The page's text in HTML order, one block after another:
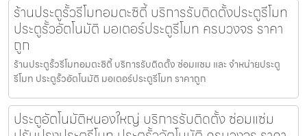
ร้านประตูรั้วรีโมทอมตะซิตี้ บริการรับติดตั้งประตูรีโมท
ประตูรั้วอัตโนมัติ มอเตอร์ประตูรีโมท ครบวงจร ราคา
ถูก
ร้านประตูรั้วรีโมทอมตะซิตี้ บริการรับติดตั้ง ซ่อมแซม และ จำหน่ายประตู
รีโมท ประตูรั้วอัตโนมัติ มอเตอร์ประตูรีโมท ราคาถูก
ประตูอัตโนมัติหนองใหญ่ บริการรับติดตั้ง ซ่อมแซ่ม